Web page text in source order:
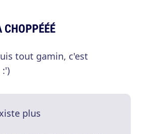
CHOPPÉÉÉ
tout gamin, c'est
plus